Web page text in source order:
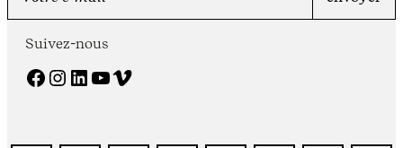
Suivez-nous
Facebook Instagram LinkedIn YouTube Vimeo